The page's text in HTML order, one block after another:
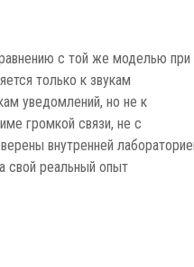
с той же моделью при
только к звукам
уведомлений, но не к
громкой связи, не с
внутренней
свой реальный опыт